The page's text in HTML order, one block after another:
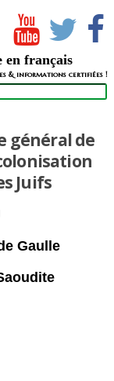
en français
& informations certifiées !
général de
Juifs
Gaulle